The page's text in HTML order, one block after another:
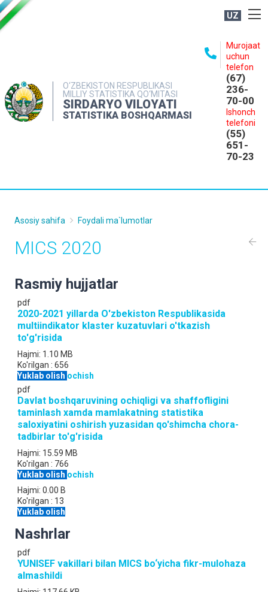
UZ
O‘ZBEKISTON RESPUBLIKASI
MILLIY STATISTIKA QO‘MITASI
SIRDARYO VILOYATI
STATISTIKA BOSHQARMASI
Murojaat
uchun
telefon
(67)
236-
70-00
Ishonch
telefoni
(55)
651-
70-23
NASHRLAR
INTERAKTIV XIZMATLAR
MATBUOT XIZMATI
Asosiy sahifa Foydali ma`lumotlar
MICS 2020
Rasmiy hujjatlar
pdf
2020-2021 yillarda O'zbekiston Respublikasida
multiindikator klaster kuzatuvlari o'tkazish
to'g'risida
Hajmi: 1.10 MB
Ko'rilgan : 656
Yuklab olish ochish
pdf
Davlat boshqaruvining ochiqligi va shaffofligini
taminlash xamda mamlakatning statistika
saloxiyatini oshirish yuzasidan qo'shimcha chora-
tadbirlar to'g'risida
Hajmi: 15.59 MB
Ko'rilgan : 766
Yuklab olish ochish
Hajmi: 0.00 B
Ko'rilgan : 13
Yuklab olish
Nashrlar
pdf
YUNISEF vakillari bilan MICS bo‘yicha fikr-mulohaza
almashildi